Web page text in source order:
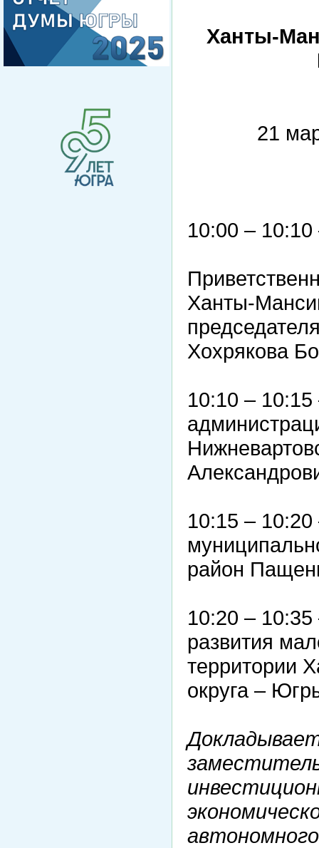
Ханты-
21
10:00 –
Ханты-
Хохрякова
10:10 –
10:15 –
район
10:20 –
развития
территории
округа –